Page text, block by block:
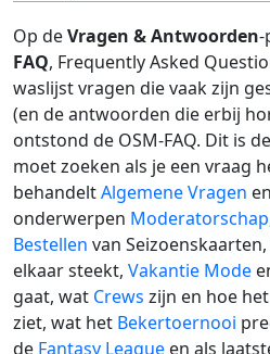
Op deVragen & Antwoorden-
FAQ, Frequently Asked
waslijst vragen die vaak zijn
(en de antwoorden die erbij
ontstond de OSM-FAQ. Dit is
moet zoeken als je een vraag
behandeltAlgemene Vragen
onderwerpen Moderatorschap
Bestellen van
elkaar steekt, Vakantie Mode
gaat, wat Crews zijn en hoe
ziet, wat het Bekertoernooi
de Fantasy League en als